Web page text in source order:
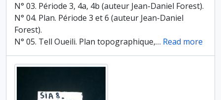
N° 03. Période 3, 4a, 4b (auteur Jean-Daniel Forest).
N° 04. Plan. Période 3 et 6 (auteur Jean-Daniel
Forest).
N° 05. Tell Oueili. Plan topographique,… Read more